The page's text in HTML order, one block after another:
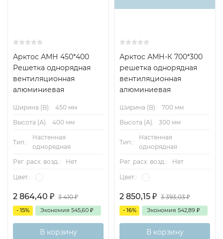
расчету воздухораспределителей.
Приведенные в таблице данные дальнобойности струи
определения температуры и скорости воздуха в
рабочей зоне необходимо пользоваться указаниями по
расчету воздухораспределителей.
Арктос АМН 450*400
Решетка однорядная
вентиляционная
алюминиевая
Ширина (B):
450 мм
Высота (А):
400 мм
Тип.:
Настенная
однорядная
Рег. расх. возд.:
Нет
Цвет.:
2 864,40 ₽ 3 410₽
- 15% Экономия 545,60 ₽
В корзину
Арктос АМН-К 700*300
решетка однорядная
вентиляционная
алюминиевая
Ширина (B):
700 мм
Высота (А):
300 мм
Тип.:
Настенная
однорядная
Рег. расх. возд.:
Нет
Цвет.:
2 850,15 ₽ 3 393,03₽
- 16% Экономия 542,89 ₽
В корзину